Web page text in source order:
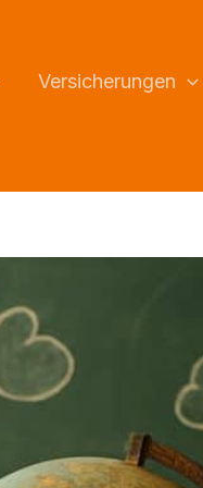
Versicherungen